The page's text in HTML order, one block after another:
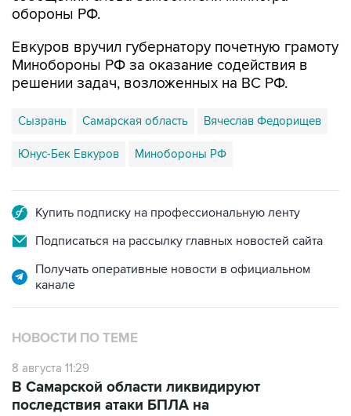
обороны РФ.
Евкуров вручил губернатору почетную грамоту
Минобороны РФ за оказание содействия в
решении задач, возложенных на ВС РФ.
Сызрань Самарская область Вячеслав Федорищев
Юнус-Бек Евкуров Минобороны РФ
Купить подписку на профессиональную ленту
Подписаться на рассылку главных новостей сайта
Получать оперативные новости в официальном
канале
НОВОСТИ ПО ТЕМЕ
8 августа 11:29
В Самарской области ликвидируют
последствия атаки БПЛА на